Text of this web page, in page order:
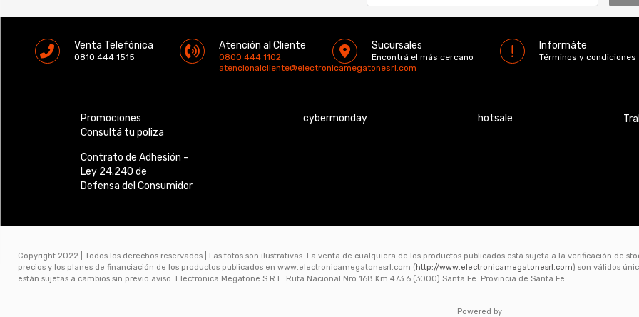
Venta Telefónica
0810 444 1515
Atención al Cliente
0800 444 1102
atencionalcliente@electronicamegatonesrl.com
Sucursales
Encontrá el más cercano
Informáte
Términos y condiciones
Promociones
Consultá tu poliza
Contrato de Adhesión –
Ley 24.240 de
Defensa del Consumidor
cybermonday hotsale
Copyright 2022 | Todos los derechos reservados.| Las fotos son ilustrativas. La venta de cualquiera de los productos publicados está sujeta a la verificación de
precios y los planes de financiación de los productos publicados en www.electronicamegatonesrl.com (http://www.electronicamegatonesrl.com) son válidos
están sujetas a cambios sin previo aviso. Electrónica Megatone S.R.L. Ruta Nacional Nro 168 Km 473.6 (3000) Santa Fe. Provincia de Santa Fe
Powered by